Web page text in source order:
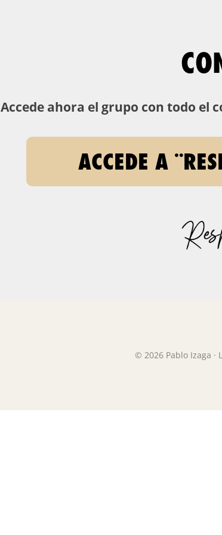
Accede ahora el grupo con todo el
ACCEDE A
© 2026 Pablo Izaga ·